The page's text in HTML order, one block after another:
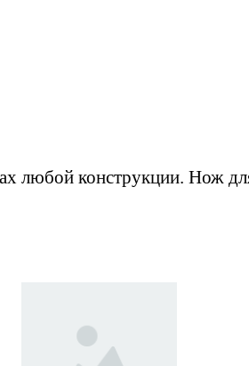
любой конструкции. Нож